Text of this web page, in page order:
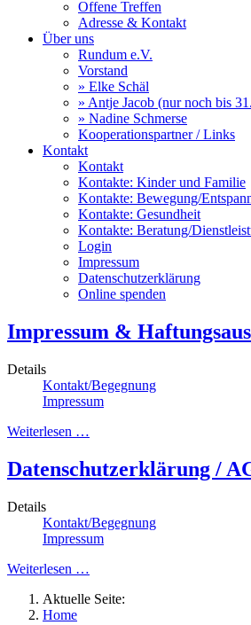
Offene Treffen
Adresse & Kontakt
Über uns
Rundum e.V.
Vorstand
» Elke Schäl
» Antje Jacob (nur noch bis
» Nadine Schmerse
Kooperationspartner / Links
Kontakt
Kontakt
Kontakte: Kinder und Familie
Kontakte: Bewegung/
Kontakte: Gesundheit
Kontakte: Beratung/
Login
Impressum
Datenschutzerklärung
Online spenden
Impressum &
Details
Kontakt/Begegnung
Impressum
Weiterlesen …
Datenschutzerklärung /
Details
Kontakt/Begegnung
Impressum
Weiterlesen …
Aktuelle Seite:
Home